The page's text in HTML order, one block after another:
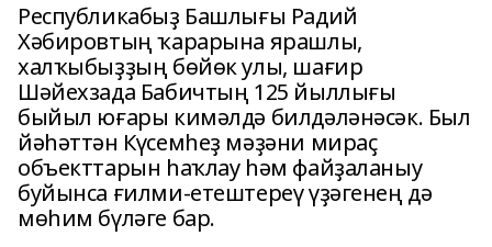
Республикабыҙ Башлығы Радий
Хәбировтың ҡарарына ярашлы,
халҡыбыҙҙың бөйөк улы, шағир
Шәйехзада Бабичтың 125 йыллығы
быйыл юғары кимәлдә билдәләнәсәк. Был
йәһәттән Күсемһеҙ мәҙәни мираҫ
объекттарын һаҡлау һәм файҙаланыу
буйынса ғилми-етештереү үҙәгенең дә
мөһим бүләге бар.